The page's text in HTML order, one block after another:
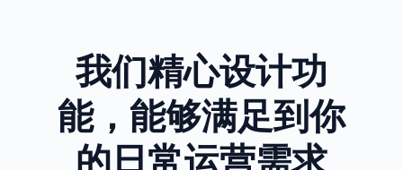
我们精心设计功
能， 能够满足到你
的日常运营需求